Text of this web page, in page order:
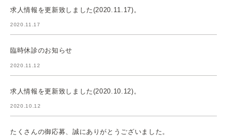
求人情報を更新致しました(2020.11.17)。
2020.11.17
臨時休診のお知らせ
2020.11.12
求人情報を更新致しました(2020.10.12)。
2020.10.12
たくさんの御応募、誠にありがとうございました。